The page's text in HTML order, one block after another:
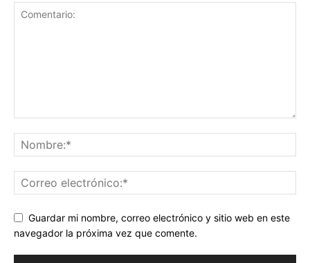
Guardar mi nombre, correo electrónico y sitio web en este
navegador la próxima vez que comente.